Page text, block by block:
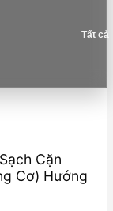
Tất cả
Cặn
Cơ) Hướng